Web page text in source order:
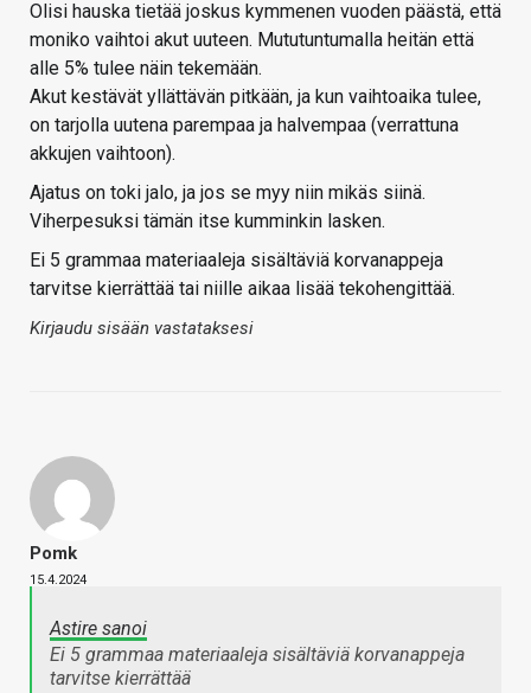
Olisi hauska tietää joskus kymmenen vuoden päästä, että
moniko vaihtoi akut uuteen. Mututuntumalla heitän että
alle 5% tulee näin tekemään.
Akut kestävät yllättävän pitkään, ja kun vaihtoaika tulee,
on tarjolla uutena parempaa ja halvempaa (verrattuna
akkujen vaihtoon).
Ajatus on toki jalo, ja jos se myy niin mikäs siinä.
Viherpesuksi tämän itse kumminkin lasken.
Ei 5 grammaa materiaaleja sisältäviä korvanappeja
tarvitse kierrättää tai niille aikaa lisää tekohengittää.
Kirjaudu sisään vastataksesi
Pomk
15.4.2024
Astire sanoi
Ei 5 grammaa materiaaleja sisältäviä korvanappeja
tarvitse kierrättää